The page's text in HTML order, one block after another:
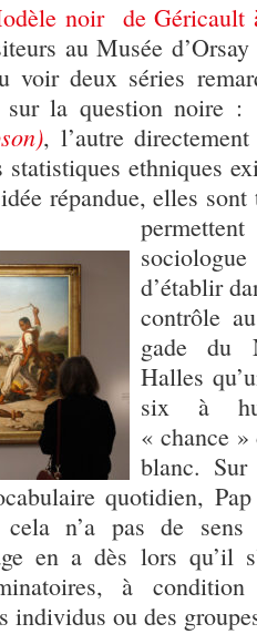
noir de
au Musée
deux séries
la question noire :
, l’autre
ethniques
répandue, elles
d’établir
contrôle
gade du
Halles
six à
« chance »
blanc.
quotidien,
cela n’a pas de
en a dès lors qu’il
à
individus ou des